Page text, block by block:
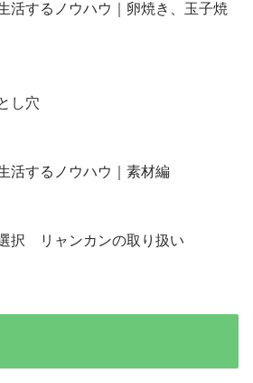
活するノウハウ｜卵焼き、玉子焼
し穴
活するノウハウ｜素材編
択 リャンカンの取り扱い